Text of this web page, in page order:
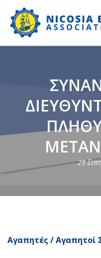
29
Αγαπητές / Αγαπητοί